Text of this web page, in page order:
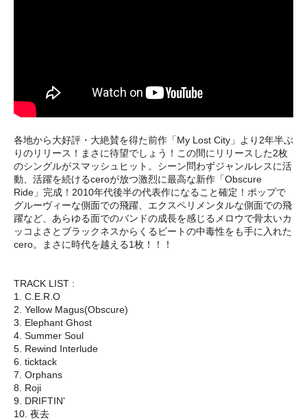
各地から大好評・大絶賛を得た前作「My Lost City」より2年半ぶ
りのリリース！まさに待望でしょう！この間にリリースした2枚
のシングルがスマッシュヒット。シーン問わずジャンルレスに活
動、活躍を続けるceroが放つ激烈に最高な新作「Obscure
Ride」完成！2010年代後半の代表作になること確定！ポップで
グルーヴィーな側面での飛躍、エクスペリメンタルな側面での飛
躍など、あらゆる面でのバンドの成長を感じるメロウで骨太いカ
ッコよさとブラックネスからくるビートの中毒性をも手に入れた
cero。まさに時代を越える1枚！！！
TRACK LIST :
1. C.E.R.O
2. Yellow Magus(Obscure)
3. Elephant Ghost
4. Summer Soul
5. Rewind Interlude
6. ticktack
7. Orphans
8. Roji
9. DRIFTIN'
10. 夜去